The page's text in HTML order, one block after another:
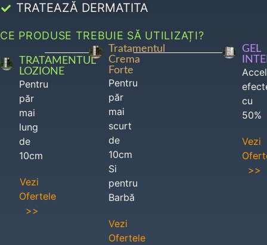
TRATEAZĂ DERMATITA
CE PRODUSE TREBUIE SĂ UTILIZAȚI?
TRATAMENTUL
LOZIONE
Pentru
păr
mai
lung
de
10cm
Vezi
Ofertele
>>
Tratamentul
Crema
Forte
Pentru
păr
mai
scurt
de
10cm
Si
pentru
Barbă
Vezi
Ofertele
GEL
cu
50%
Vezi
>>